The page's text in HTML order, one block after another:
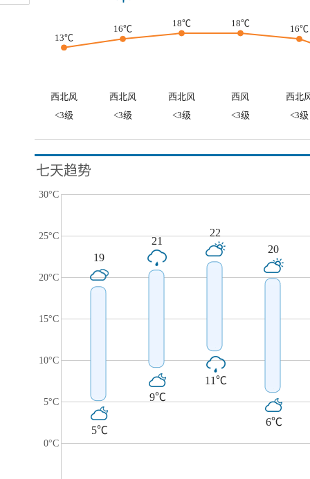
13℃
16℃
18℃ 18℃
16℃
西北风 西北风 西北风 西风
西北
<3级
<3级 <3级 <3级 <3级
七天趋势
30°C
25°C
20°C
15°C
10°C
5°C
0°C
19
5℃
21
9℃
22
11℃
20
6℃